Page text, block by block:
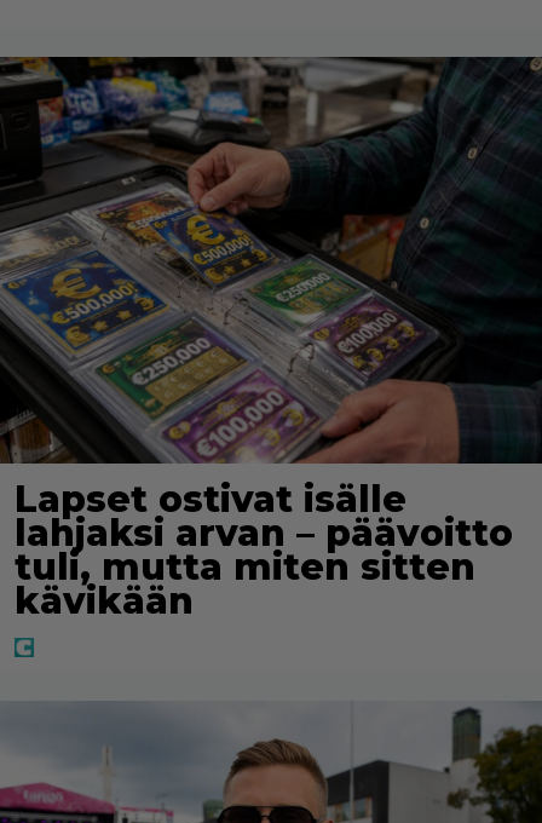
Lapset ostivat isälle
lahjaksi arvan – päävoitto
tuli, mutta miten sitten
kävikään